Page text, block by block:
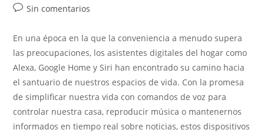
Sin comentarios
En una época en la que la conveniencia a menudo supera
las preocupaciones, los asistentes digitales del hogar como
Alexa, Google Home y Siri han encontrado su camino hacia
el santuario de nuestros espacios de vida. Con la promesa
de simplificar nuestra vida con comandos de voz para
controlar nuestra casa, reproducir música o mantenernos
informados en tiempo real sobre noticias, estos dispositivos